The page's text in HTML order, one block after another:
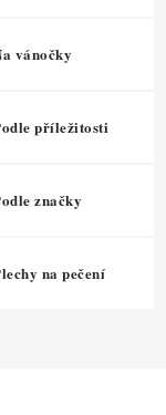
vánočky
příležitosti
značky
na pečení